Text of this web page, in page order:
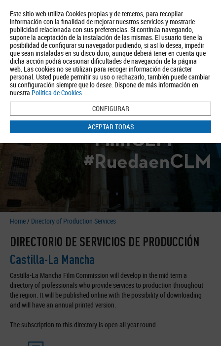
Este sitio web utiliza Cookies propias y de terceros, para recopilar
información con la finalidad de mejorar nuestros servicios y mostrarle
publicidad relacionada con sus preferencias. Si continúa navegando,
supone la aceptación de la instalación de las mismas. El usuario tiene la
posibilidad de configurar su navegador pudiendo, si así lo desea, impedir
que sean instaladas en su disco duro, aunque deberá tener en cuenta que
dicha acción podrá ocasionar dificultades de navegación de la página
web. Las cookies no se utilizan para recoger información de carácter
personal. Usted puede permitir su uso o rechazarlo, también puede cambiar
su configuración siempre que lo desee. Dispone de más información en
nuestra Política de Cookies.
CONFIGURAR
ACEPTAR TODAS
About us Tourism Política de Privacidad Aviso Legal Política de Cookies
BUSCAR
#FilmCLM
#RuedaenCLM
Home/ Directory of Production Services
DIRECTORIO DE SERVICIOS DE PRODUCCIÓN
Castilla-La Mancha
Castilla-La Mancha Film Commission will develop in the mid term a
directory of professionals who provide services to production throughout
the region. It will be published online with the possibility of downloading
and will have an annual printed version.
The subscription to this directory is open all year round.